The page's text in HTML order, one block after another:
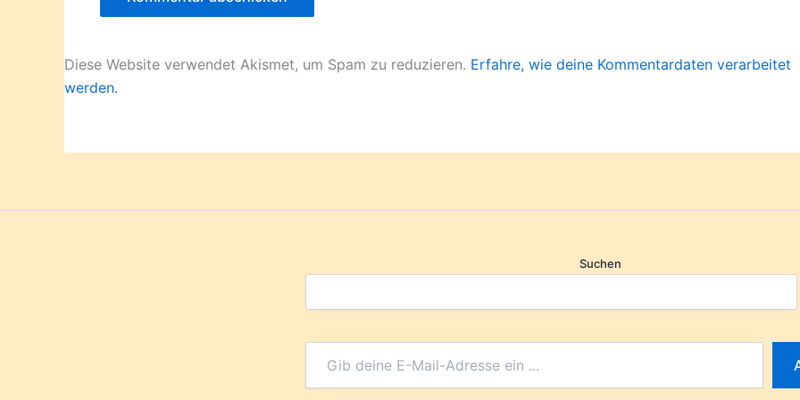
Diese Website verwendet Akismet, um Spam zu reduzieren. Erfahre, wie deine Kommentardaten verarbeitet
werden.
Suchen